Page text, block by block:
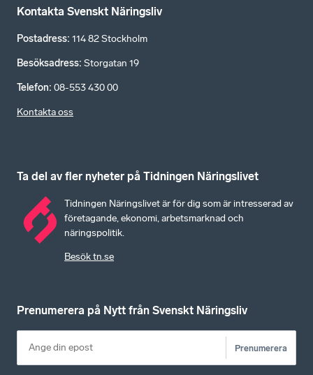
Kontakta Svenskt Näringsliv
Postadress: 114 82 Stockholm
Besöksadress: Storgatan 19
Telefon: 08-553 430 00
Kontakta oss
Ta del av fler nyheter på Tidningen Näringslivet
Tidningen Näringslivet är för dig som är intresserad av
företagande, ekonomi, arbetsmarknad och
näringspolitik.
Besök tn.se
Prenumerera på Nytt från Svenskt Näringsliv
Prenumerera